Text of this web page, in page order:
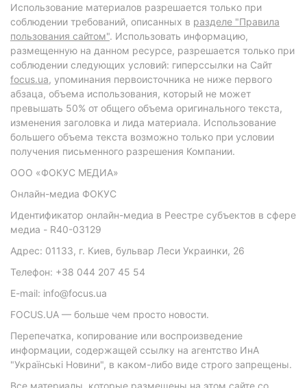
Использование материалов разрешается только при
соблюдении требований, описанных в разделе "Правила
пользования сайтом". Использовать информацию,
размещенную на данном ресурсе, разрешается только при
соблюдении следующих условий: гиперссылки на Сайт
focus.ua, упоминания первоисточника не ниже первого
абзаца, объема использования, который не может
превышать 50% от общего объема оригинального текста,
изменения заголовка и лида материала. Использование
большего объема текста возможно только при условии
получения письменного разрешения Компании.
ООО «ФОКУС МЕДИА»
Онлайн-медиа ФОКУС
Идентификатор онлайн-медиа в Реестре субъектов в сфере
медиа - R40-03129
Адрес: 01133, г. Киев, бульвар Леси Украинки, 26
Телефон: +38 044 207 45 54
E-mail: info@focus.ua
FOCUS.UA — больше чем просто новости.
Перепечатка, копирование или воспроизведение
информации, содержащей ссылку на агентство ИнА
"Українські Новини", в каком-либо виде строго запрещены.